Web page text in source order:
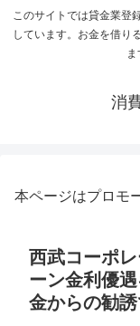
このサイトでは貸金業登
しています。お金を借り
消
本ページはプロモ
西武コーポ
ーン金利優
金からの勧誘